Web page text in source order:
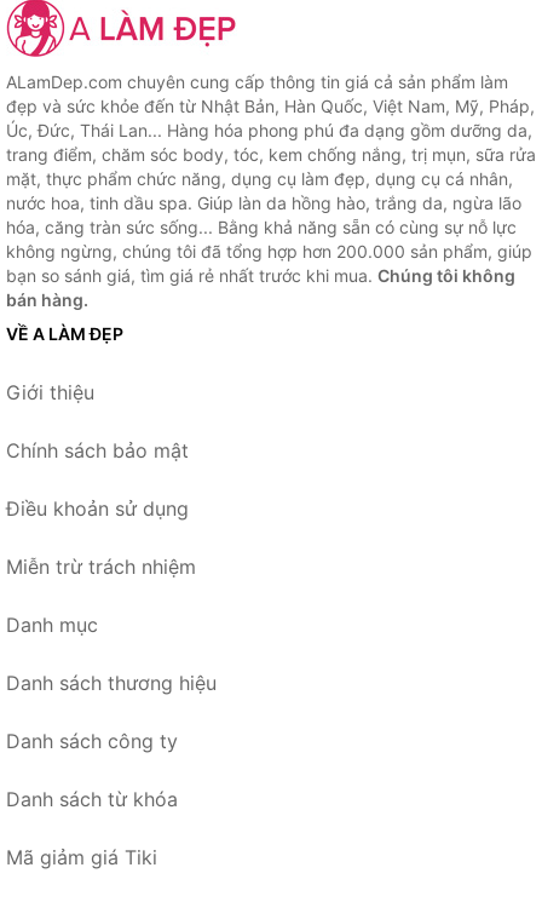
ALamDep.com chuyên cung cấp thông tin giá cả sản phẩm làm
đẹp và sức khỏe đến từ Nhật Bản, Hàn Quốc, Việt Nam, Mỹ, Pháp,
Úc, Đức, Thái Lan... Hàng hóa phong phú đa dạng gồm dưỡng da,
trang điểm, chăm sóc body, tóc, kem chống nắng, trị mụn, sữa rửa
mặt, thực phẩm chức năng, dụng cụ làm đẹp, dụng cụ cá nhân,
nước hoa, tinh dầu spa. Giúp làn da hồng hào, trắng da, ngừa lão
hóa, căng tràn sức sống... Bằng khả năng sẵn có cùng sự nỗ lực
không ngừng, chúng tôi đã tổng hợp hơn 200.000 sản phẩm, giúp
bạn so sánh giá, tìm giá rẻ nhất trước khi mua. Chúng tôi không
bán hàng.
VỀ A LÀM ĐẸP
Giới thiệu
Chính sách bảo mật
Điều khoản sử dụng
Miễn trừ trách nhiệm
Danh mục
Danh sách thương hiệu
Danh sách công ty
Danh sách từ khóa
Mã giảm giá Tiki